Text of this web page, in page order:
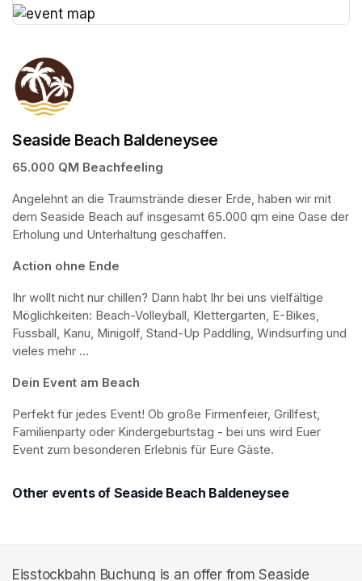
Seaside Beach Baldeneysee
65.000 QM Beachfeeling
Angelehnt an die Traumstrände dieser Erde, haben wir mit
dem Seaside Beach auf insgesamt 65.000 qm eine Oase der
Erholung und Unterhaltung geschaffen.
Action ohne Ende
Ihr wollt nicht nur chillen? Dann habt Ihr bei uns vielfältige
Möglichkeiten: Beach-Volleyball, Klettergarten, E-Bikes,
Fussball, Kanu, Minigolf, Stand-Up Paddling, Windsurfing und
vieles mehr …
Dein Event am Beach
Perfekt für jedes Event! Ob große Firmenfeier, Grillfest,
Familienparty oder Kindergeburtstag - bei uns wird Euer
Event zum besonderen Erlebnis für Eure Gäste.
Other events of Seaside Beach Baldeneysee
Eisstockbahn Buchung is an offer from Seaside